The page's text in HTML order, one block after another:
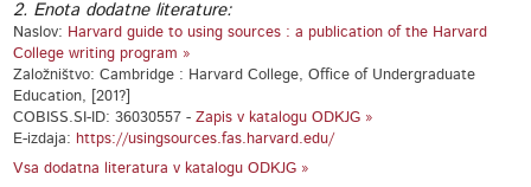
2. Enota dodatne literature:
Naslov: Harvard guide to using sources : a publication of the Harvard
College writing program »
Založništvo: Cambridge : Harvard College, Office of Undergraduate
Education, [201?]
COBISS.SI-ID: 36030557 -Zapis v katalogu ODKJG »
E-izdaja: https://usingsources.fas.harvard.edu/
Vsa dodatna literatura v katalogu ODKJG »